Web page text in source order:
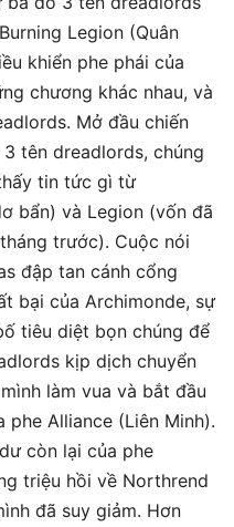
Legion (Quân
khiển phe phái của
chương khác nhau, và
Mở đầu chiến
tên dreadlords, chúng
tin tức gì từ
bẩn) và Legion (vốn đã
trước). Cuộc nói
đập tan cánh cổng
bại của Archimonde, sự
tiêu diệt bọn chúng để
kịp dịch chuyển
làm vua và bắt đầu
Alliance (Liên Minh).
còn lại của phe
triệu hồi về Northrend
đã suy giảm. Hơn